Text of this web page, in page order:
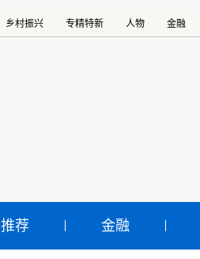
乡村振兴 专精特新 人物 金融
推荐 金融